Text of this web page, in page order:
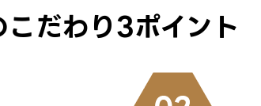
こだわり3ポイント